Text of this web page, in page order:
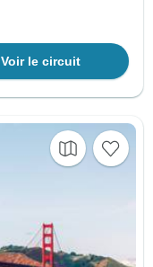
Voir le circuit